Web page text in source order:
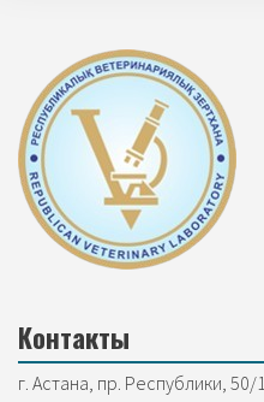
Контакты
г. Астана, пр. Республики, 50/1